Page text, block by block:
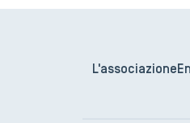
L'associazione